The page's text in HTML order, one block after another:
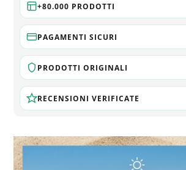
+80.000 PRODOTTI
PAGAMENTI SICURI
PRODOTTI ORIGINALI
RECENSIONI VERIFICATE